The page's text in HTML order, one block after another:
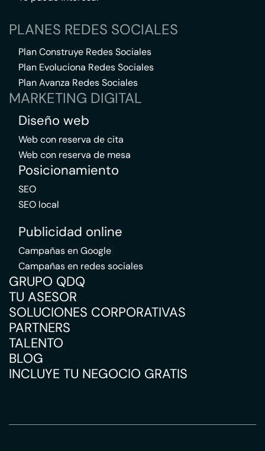
PLANES REDES SOCIALES
Plan Construye Redes Sociales
Plan Evoluciona Redes Sociales
Plan Avanza Redes Sociales
MARKETING DIGITAL
Diseño web
Web con reserva de cita
Web con reserva de mesa
Posicionamiento
SEO
SEO local
Publicidad online
Campañas en Google
Campañas en redes sociales
GRUPO QDQ
TU ASESOR
SOLUCIONES CORPORATIVAS
PARTNERS
TALENTO
BLOG
INCLUYE TU NEGOCIO GRATIS